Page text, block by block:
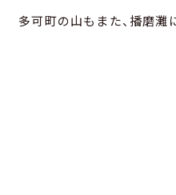
多可町の山もまた、播磨灘